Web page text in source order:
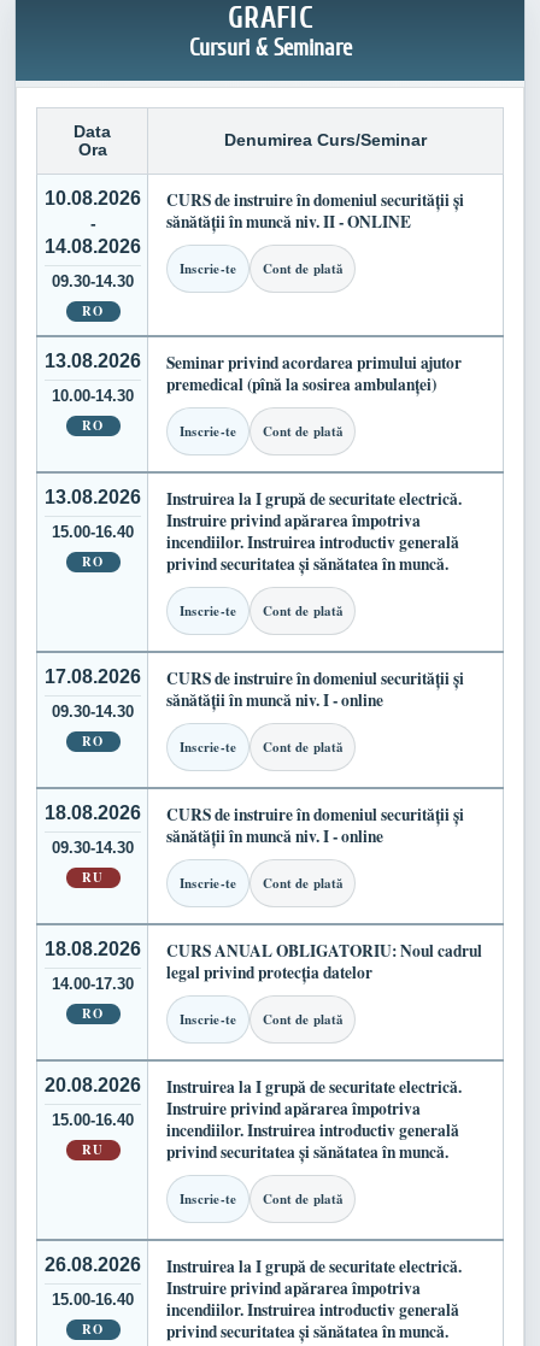
GRAFIC
Cursuri & Seminare
Data
Ora
Denumirea Curs/Seminar
10.08.2026
-
14.08.2026
09.30-14.30
RO
CURS de instruire în domeniul securității și
sănătății în muncă niv. II - ONLINE
Inscrie-te Cont de plată
13.08.2026
10.00-14.30
RO
Seminar privind acordarea primului ajutor
premedical (pînă la sosirea ambulanței)
Inscrie-te Cont de plată
13.08.2026
15.00-16.40
RO
Instruirea la I grupă de securitate electrică.
Instruire privind apărarea împotriva
incendiilor. Instruirea introductiv generală
privind securitatea și sănătatea în muncă.
Inscrie-te Cont de plată
17.08.2026
09.30-14.30
RO
CURS de instruire în domeniul securității și
sănătății în muncă niv. I - online
Inscrie-te Cont de plată
18.08.2026
09.30-14.30
RU
CURS de instruire în domeniul securității și
sănătății în muncă niv. I - online
Inscrie-te Cont de plată
18.08.2026
14.00-17.30
RO
CURS ANUAL OBLIGATORIU: Noul cadrul
legal privind protecția datelor
Inscrie-te Cont de plată
20.08.2026
15.00-16.40
RU
Instruirea la I grupă de securitate electrică.
Instruire privind apărarea împotriva
incendiilor. Instruirea introductiv generală
privind securitatea și sănătatea în muncă.
Inscrie-te Cont de plată
26.08.2026
15.00-16.40
RO
Instruirea la I grupă de securitate electrică.
Instruire privind apărarea împotriva
incendiilor. Instruirea introductiv generală
privind securitatea și sănătatea în muncă.